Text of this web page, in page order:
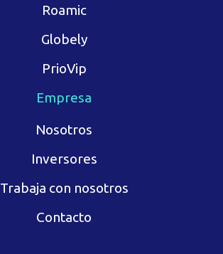
Roamic
Globely
PrioVip
Empresa
Nosotros
Inversores
Trabaja con nosotros
Contacto